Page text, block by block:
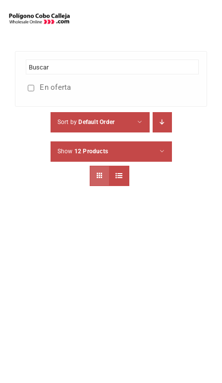
En oferta
Sort by Default Order
Show 12 Products